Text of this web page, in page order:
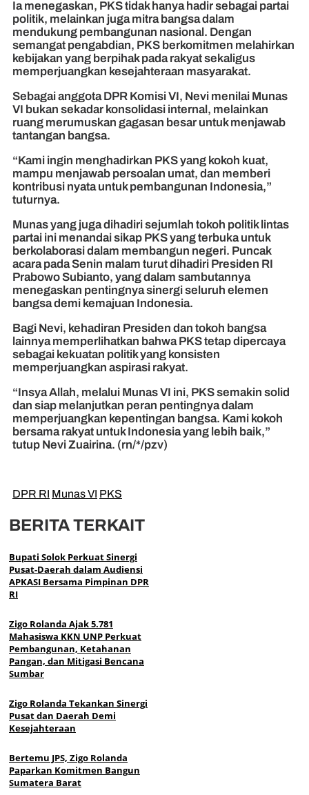
Ia menegaskan, PKS tidak hanya hadir sebagai partai
politik, melainkan juga mitra bangsa dalam
mendukung pembangunan nasional. Dengan
semangat pengabdian, PKS berkomitmen melahirkan
kebijakan yang berpihak pada rakyat sekaligus
memperjuangkan kesejahteraan masyarakat.
Sebagai anggota DPR Komisi VI, Nevi menilai Munas
VI bukan sekadar konsolidasi internal, melainkan
ruang merumuskan gagasan besar untuk menjawab
tantangan bangsa.
“Kami ingin menghadirkan PKS yang kokoh kuat,
mampu menjawab persoalan umat, dan memberi
kontribusi nyata untuk pembangunan Indonesia,”
tuturnya.
Munas yang juga dihadiri sejumlah tokoh politik lintas
partai ini menandai sikap PKS yang terbuka untuk
berkolaborasi dalam membangun negeri. Puncak
acara pada Senin malam turut dihadiri Presiden RI
Prabowo Subianto, yang dalam sambutannya
menegaskan pentingnya sinergi seluruh elemen
bangsa demi kemajuan Indonesia.
Bagi Nevi, kehadiran Presiden dan tokoh bangsa
lainnya memperlihatkan bahwa PKS tetap dipercaya
sebagai kekuatan politik yang konsisten
memperjuangkan aspirasi rakyat.
“Insya Allah, melalui Munas VI ini, PKS semakin solid
dan siap melanjutkan peran pentingnya dalam
memperjuangkan kepentingan bangsa. Kami kokoh
bersama rakyat untuk Indonesia yang lebih baik,”
tutup Nevi Zuairina. (rn/*/pzv)
DPR RI Munas VI PKS
BERITA TERKAIT
Bupati Solok Perkuat Sinergi
Pusat-Daerah dalam Audiensi
APKASI Bersama Pimpinan DPR
RI
Zigo Rolanda Ajak 5.781
Mahasiswa KKN UNP Perkuat
Pembangunan, Ketahanan
Pangan, dan Mitigasi Bencana
Sumbar
Zigo Rolanda Tekankan Sinergi
Pusat dan Daerah Demi
Kesejahteraan
Bertemu JPS, Zigo Rolanda
Paparkan Komitmen Bangun
Sumatera Barat